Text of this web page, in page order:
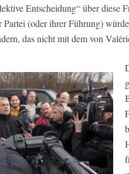
Entscheidung“ über diese
Partei (oder ihrer Führung)
das nicht mit dem von